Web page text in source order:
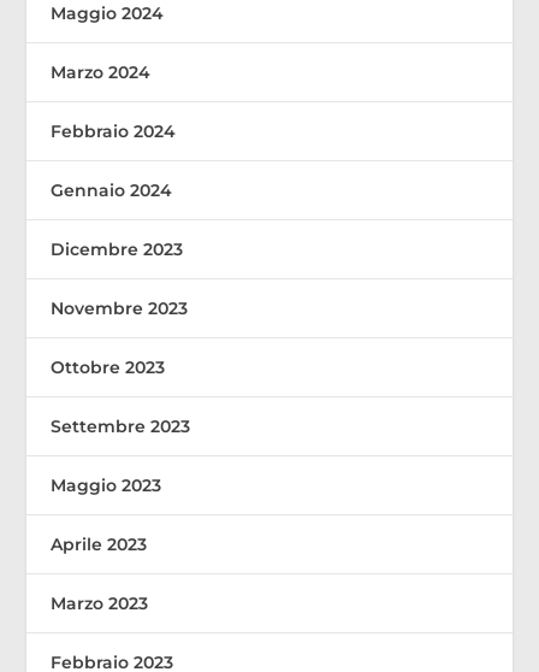
Maggio 2024
Marzo 2024
Febbraio 2024
Gennaio 2024
Dicembre 2023
Novembre 2023
Ottobre 2023
Settembre 2023
Maggio 2023
Aprile 2023
Marzo 2023
Febbraio 2023